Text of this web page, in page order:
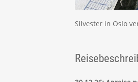
Silvester in Oslo